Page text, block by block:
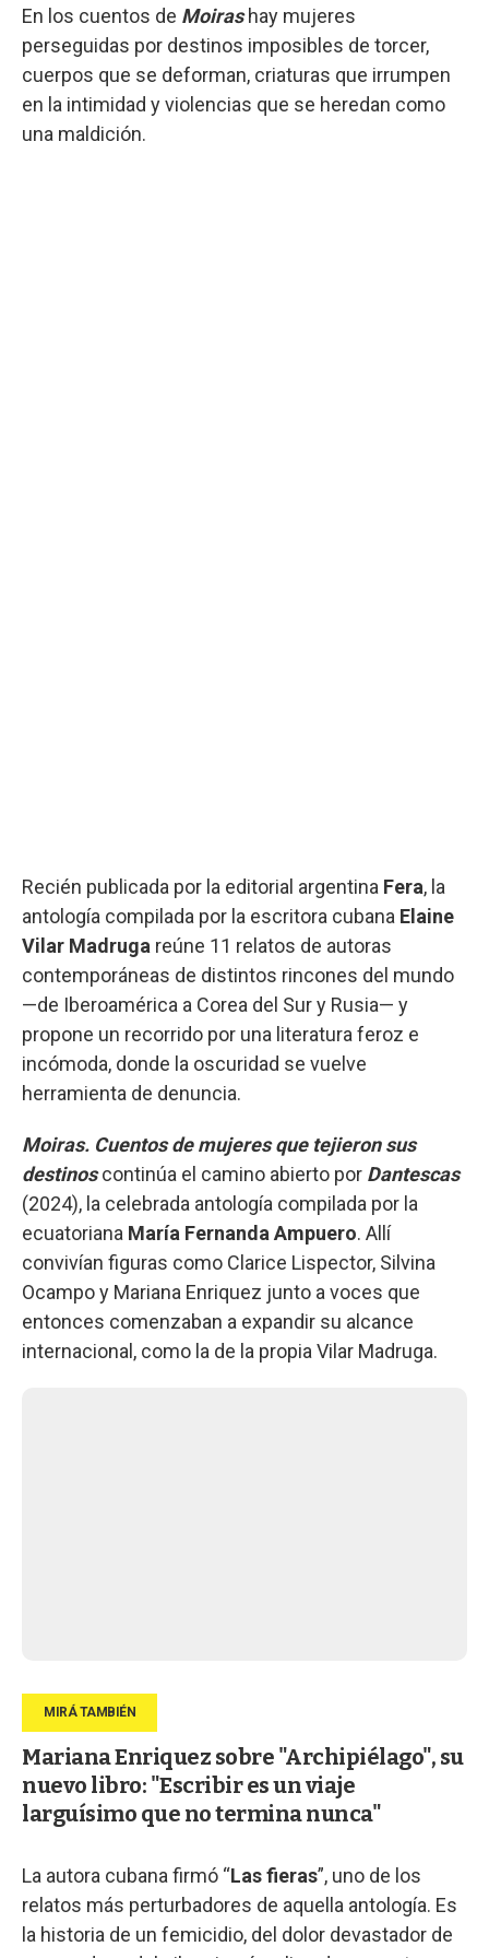
En los cuentos de Moirashay mujeres
perseguidas por destinos imposibles de torcer,
cuerpos que se deforman, criaturas que irrumpen
en la intimidad y violencias que se heredan como
una maldición.
Recién publicada por la editorial argentina Fera, la
antología compilada por la escritora cubana Elaine
Vilar Madruga reúne 11 relatos de autoras
contemporáneas de distintos rincones del mundo
—de Iberoamérica a Corea del Sur y Rusia— y
propone un recorrido por una literatura feroz e
incómoda, donde la oscuridad se vuelve
herramienta de denuncia.
Moiras. Cuentos de mujeres que tejieron sus
destinoscontinúa el camino abierto por Dantescas
(2024), la celebrada antología compilada por la
ecuatoriana María Fernanda Ampuero. Allí
convivían figuras como Clarice Lispector, Silvina
Ocampo y Mariana Enriquez junto a voces que
entonces comenzaban a expandir su alcance
internacional, como la de la propia Vilar Madruga.
Mariana Enriquez sobre "Archipiélago", su
nuevo libro: "Escribir es un viaje
larguísimo que no termina nunca"
La autora cubana firmó “Las fieras”, uno de los
relatos más perturbadores de aquella antología. Es
la historia de un femicidio, del dolor devastador de